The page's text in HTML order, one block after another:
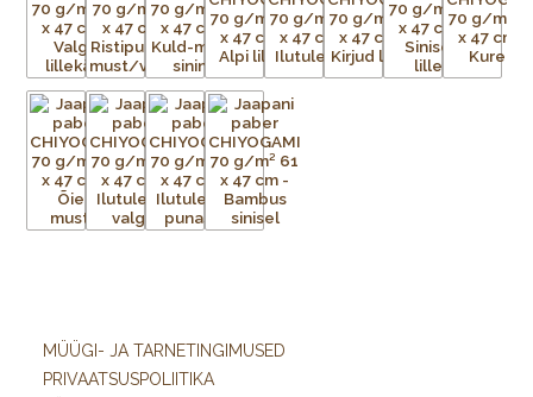
pealekandmist paber kuivatatakse. Protsessi korratakse iga
värvi puhul – kolm kuni 15 korda – kuni mustrid on täielikult
trükitud.
MÜÜGI- JA TARNETINGIMUSED
PRIVAATSUSPOLIITIKA